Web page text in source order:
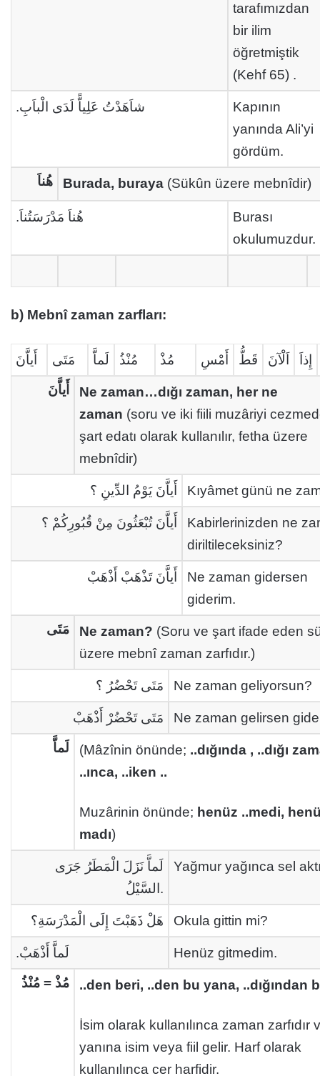
tarafımızdan
bir ilim
öğretmiştik
(Kehf 65) .
شاَهَدْتُ عَلِياًّ لَدَى الْباَبِ.
Kapının
yanında Ali’yi
gördüm.
هُناَ
Burada, buraya (Sükûn üzere mebnîdir)
هُناَ مَدْرَسَتُناَ.
Burası
okulumuzdur.
b) Mebnî zaman zarfları:
أَياَّنَ مَتَى لَماَّ مُنْذُ مُذْ أَمْسِ قَطُّ اَلْآنَ
إِذاَ
أَياَّنَ
Ne zaman…dığı zaman, her ne
zaman (soru ve iki fiili muzâriyi
şart edatı olarak kullanılır, fetha üzere
mebnîdir)
أَياَّنَ يَوْمُ الدِّينِ ؟ Kıyâmet günü ne
أَياَّنَ تُبْعَثُونَ مِنْ قُبُورِكُمْ ؟
Kabirlerinizden ne
diriltileceksiniz?
أَياَّنَ تَذْهَبْ أَذْهَبْ
Ne zaman gidersen
giderim.
مَتَى
Ne zaman? (Soru ve şart ifade eden
üzere mebnî zaman zarfıdır.)
مَتَى تَحْضُرُ ؟ Ne zaman geliyorsun?
مَتَى تَحْضُرْ أَذْهَبْ
Ne zaman gelirsen
لَماَّ
(Mâzînin önünde; ..dığında , ..dığı
..ınca, ..iken ..
Muzârinin önünde; henüz ..medi,
madı)
لَماَّ نَزَلَ الْمَطَرُ جَرَى
السَّيْلُ.
Yağmur yağınca sel
هَلْ ذَهَبْتَ إِلَى الْمَدْرَسَةِ؟ Okula gittin mi?
لَماَّ أَذْهَبْ.
Henüz gitmedim.
مُذْ = مُنْذُ
..den beri, ..den bu yana, ..dığından
İsim olarak kullanılınca zaman zarfıdır
yanına isim veya fiil gelir. Harf olarak
kullanılınca cer harfidir.